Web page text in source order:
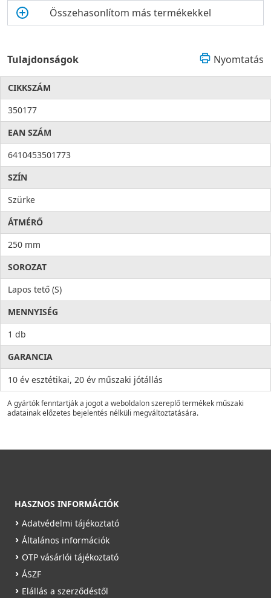
Összehasonlítom más termékekkel
Tulajdonságok Nyomtatás
CIKKSZÁM
350177
EAN SZÁM
6410453501773
SZÍN
Szürke
ÁTMÉRŐ
250 mm
SOROZAT
Lapos tető (S)
MENNYISÉG
1 db
GARANCIA
10 év esztétikai, 20 év műszaki jótállás
A gyártók fenntartják a jogot a weboldalon szereplő termékek műszaki
adatainak előzetes bejelentés nélküli megváltoztatására.
HASZNOS INFORMÁCIÓK
Adatvédelmi tájékoztató
Általános információk
OTP vásárlói tájékoztató
ÁSZF
Elállás a szerződéstől